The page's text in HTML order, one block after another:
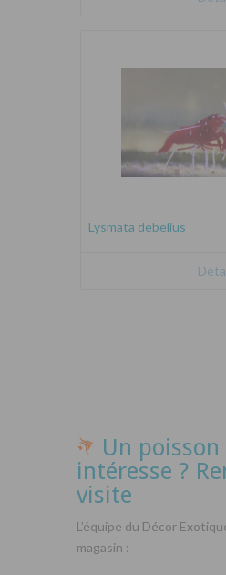
Lysmata debelius
Un poisson
intéresse ?
visite
L’équipe du Décor
magasin :